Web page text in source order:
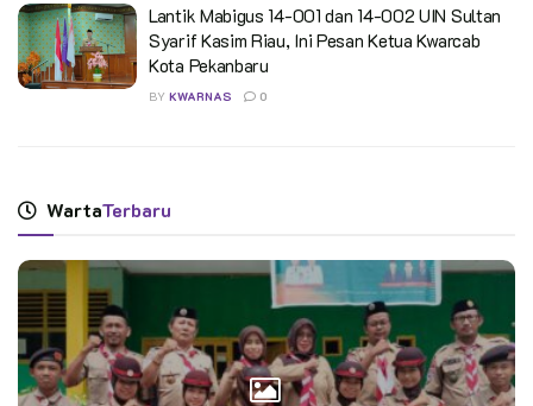
Lantik Mabigus 14-001 dan 14-002 UIN Sultan
Syarif Kasim Riau, Ini Pesan Ketua Kwarcab
Kota Pekanbaru
BY KWARNAS 0
WartaTerbaru